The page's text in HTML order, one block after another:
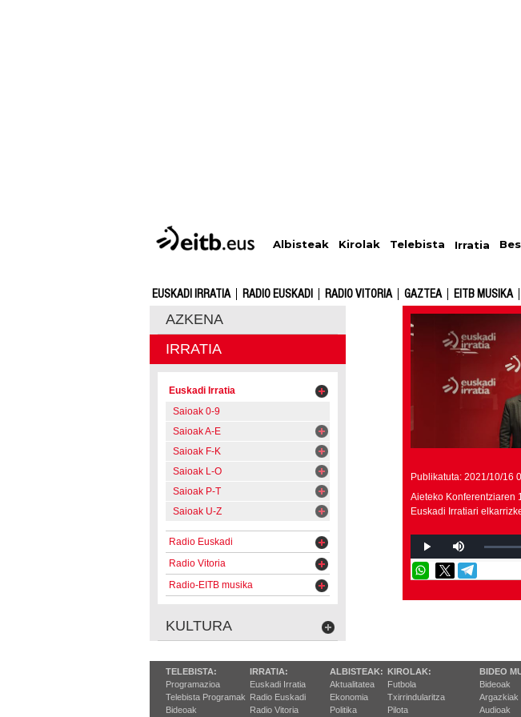
Albisteak Kirolak Telebista Irratia
EUSKADI IRRATIA RADIO EUSKADI RADIO VITORIA GAZTEA EITB MUSIKA
AZKENA
IRRATIA
Euskadi Irratia
Saioak 0-9
Saioak A-E
Saioak F-K
Saioak L-O
Saioak P-T
Saioak U-Z
Radio Euskadi
Radio Vitoria
Radio-EITB musika
KULTURA
Publikatuta: 2021/10/16
Aieteko Konferentziaren
Euskadi Irratiari
TELEBISTA:
Programazioa
Telebista Programak
Bideoak
IRRATIA:
Euskadi Irratia
Radio Euskadi
Radio Vitoria
ALBISTEAK:
Aktualitatea
Ekonomia
Politika
KIROLAK:
Futbola
Txirrindularitza
Pilota
BIDEO
Bideoak
Argazkiak
Audioak